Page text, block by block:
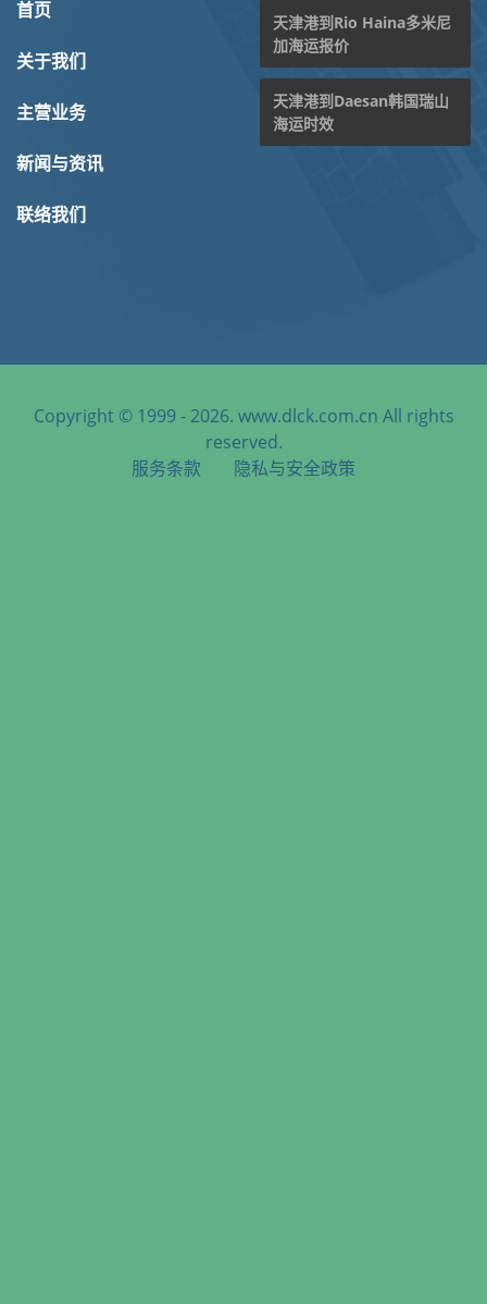
首页
关于我们
主营业务
新闻与资讯
联络我们
天津港到Rio Haina多米尼
加海运报价
天津港到Daesan韩国瑞山
海运时效
Copyright © 1999 - 2026. www.dlck.com.cn All rights
reserved.
服务条款
隐私与安全政策